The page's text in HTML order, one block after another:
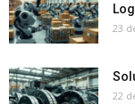
23
22